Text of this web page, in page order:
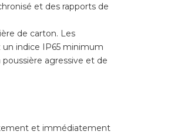
et des rapports de
de carton. Les
indice IP65 minimum
agressive et de
et immédiatement